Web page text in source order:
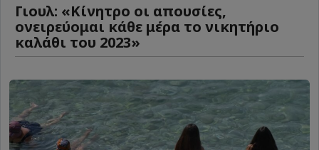
Γιουλ: «Κίνητρο οι απουσίες,
ονειρεύομαι κάθε μέρα το νικητήριο
καλάθι του 2023»